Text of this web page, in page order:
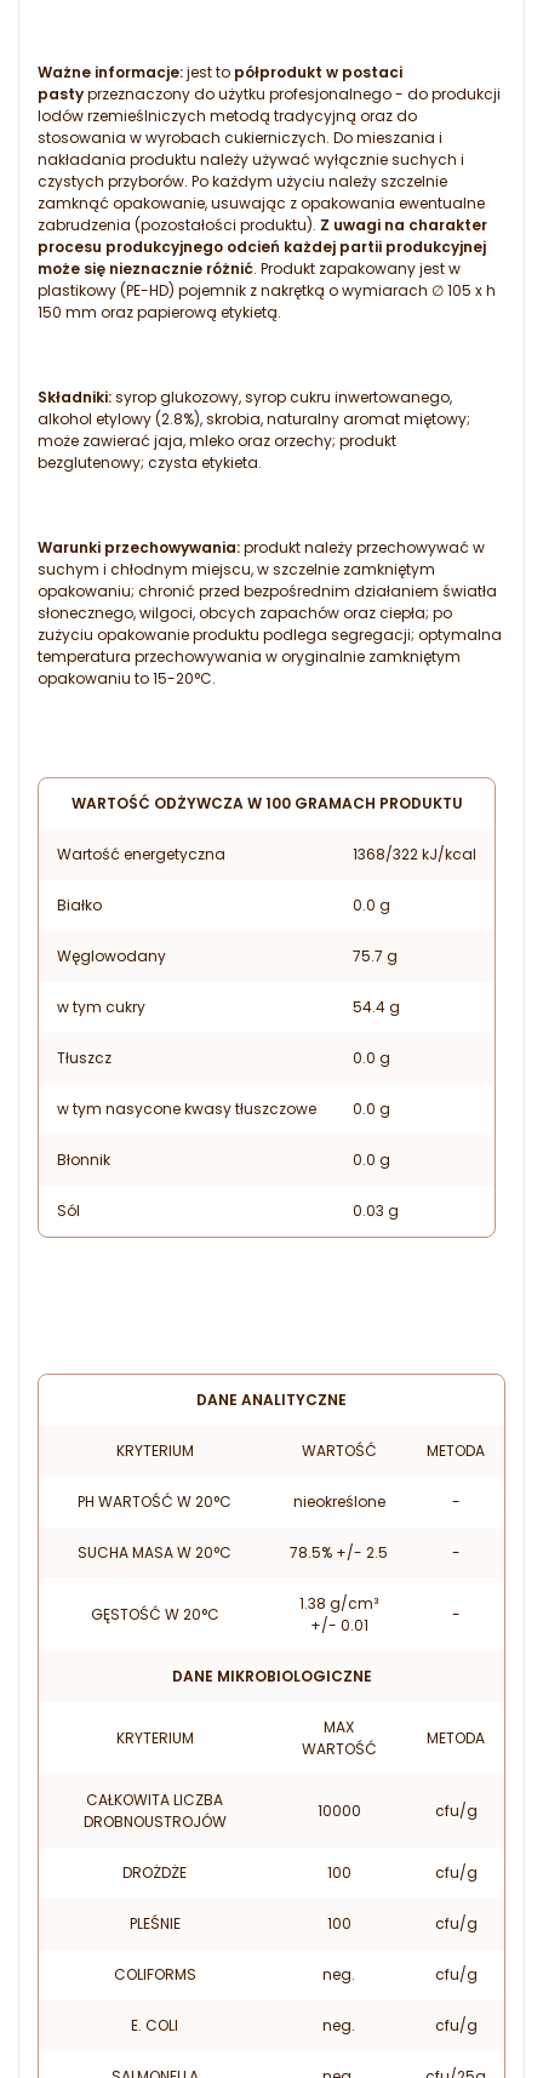
Ważne informacje:jest to półprodukt w postaci
pastyprzeznaczony do użytku profesjonalnego - do produkcji
lodów rzemieślniczych metodą tradycyjną oraz do
stosowania w wyrobach cukierniczych. Do mieszania i
nakładania produktu należy używać wyłącznie suchych i
czystych przyborów. Po każdym użyciu należy szczelnie
zamknąć opakowanie, usuwając z opakowania ewentualne
zabrudzenia (pozostałości produktu). Z uwagi na charakter
procesu produkcyjnego odcień każdej partii produkcyjnej
może się nieznacznie różnić. Produkt zapakowany jest w
plastikowy (PE-HD) pojemnik z nakrętką o wymiarach ∅ 105 x h
150 mm oraz papierową etykietą.
Składniki:syrop glukozowy, syrop cukru inwertowanego,
alkohol etylowy (2.8%), skrobia, naturalny aromat miętowy;
może zawierać jaja, mleko oraz orzechy; produkt
bezglutenowy; czysta etykieta.
Warunki przechowywania:produkt należy przechowywać w
suchym i chłodnym miejscu, w szczelnie zamkniętym
opakowaniu; chronić przed bezpośrednim działaniem światła
słonecznego, wilgoci, obcych zapachów oraz ciepła; po
zużyciu opakowanie produktu podlega segregacji; optymalna
temperatura przechowywania w oryginalnie zamkniętym
opakowaniu to 15-20°C.
WARTOŚĆ ODŻYWCZA W 100 GRAMACH PRODUKTU
Wartość energetyczna 1368/322 kJ/kcal
Białko 0.0 g
Węglowodany 75.7 g
w tym cukry 54.4 g
Tłuszcz 0.0 g
w tym nasycone kwasy tłuszczowe 0.0 g
Błonnik 0.0 g
Sól 0.03 g
DANE ANALITYCZNE
KRYTERIUM WARTOŚĆ METODA
PH WARTOŚĆ W 20°C nieokreślone -
SUCHA MASA W 20°C 78.5% +/- 2.5 -
GĘSTOŚĆ W 20°C
1.38 g/cm³
+/- 0.01
-
DANE MIKROBIOLOGICZNE
KRYTERIUM
MAX
WARTOŚĆ
METODA
CAŁKOWITA LICZBA
DROBNOUSTROJÓW
10000 cfu/g
DROŻDŻE 100 cfu/g
PLEŚNIE 100 cfu/g
COLIFORMS neg. cfu/g
E. COLI neg. cfu/g